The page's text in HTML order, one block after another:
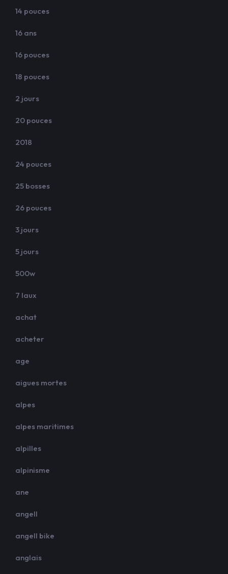
14 pouces
16 ans
16 pouces
18 pouces
2 jours
20 pouces
2018
24 pouces
25 bosses
26 pouces
3 jours
5 jours
500w
7 laux
achat
acheter
age
aigues mortes
alpes
alpes maritimes
alpilles
alpinisme
ane
angell
angell bike
anglais